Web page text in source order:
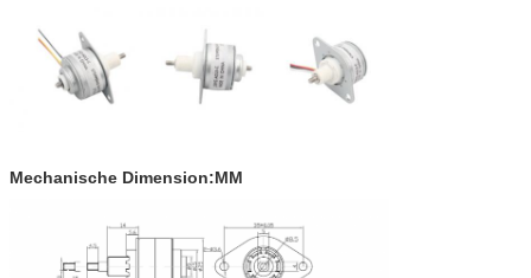
Mechanische Dimension:MM